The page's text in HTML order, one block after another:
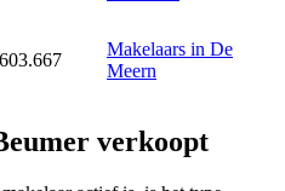
Makelaars in De
Meern
verkoopt